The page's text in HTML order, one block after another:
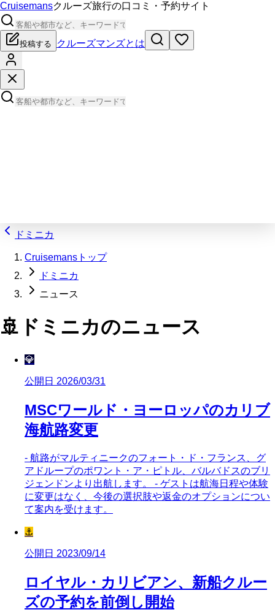
Cruisemansクルーズ旅行の口コミ・予約サイト
投稿する クルーズマンズとは
ドミニカ
Cruisemansトップ
ドミニカ
ニュース
🚢 ドミニカのニュース
💎
公開日 2026/03/31
MSCワールド・ヨーロッパのカリブ
海航路変更
- 航路がマルティニークのフォート・ド・フランス、グ
アドループのポワント・ア・ピトル、バルバドスのブリ
ジェンドンより出航します。 - ゲストは航海日程や体験
に変更はなく、今後の選択肢や返金のオプションについ
て案内を受けます。
⚓
公開日 2023/09/14
ロイヤル・カリビアン、新船クルー
ズの予約を前倒し開始